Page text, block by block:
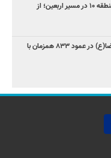
خدمت‌رسانی حوزه خدمات شهری منطقه ۱۰ در مسیر اربعین؛ از
برنامه‌های فرهنگی موکب محبان‌الرضا(ع) در عمود ۸۳۳ همزمان با